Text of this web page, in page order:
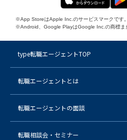
※App StoreはApple Inc.のサービスマークです。
※Android、Google PlayはGoogle Inc.の商標ま
type転職エージェントTOP
転職エージェントとは
転職エージェントの面談
転職相談会・セミナー